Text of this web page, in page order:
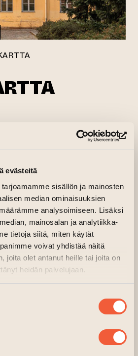
evästeitä
sisällön ja mainosten
median ominaisuuksien
analysoimiseen. Lisäksi
mainosalan ja analytiikka-
tietoja siitä, miten käytät
voivat yhdistää näitä
joita olet antanut heille tai joita on
heidän palvelujaan.
loppukesän
tarina